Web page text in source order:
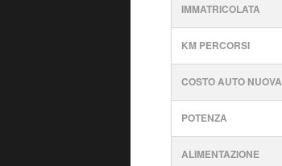
IMMATRICOLATA
KM PERCORSI
COSTO AUTO NUOVA
POTENZA
ALIMENTAZIONE